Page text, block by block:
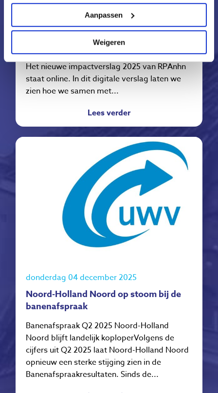
Aanpassen
Weigeren
dinsdag 17 maart 2026
Impactverslag RPAnhn 2025
Impactverslag RPAnhn 2025 laat zien hoe
regionale samenwerking het verschil maakt
Het nieuwe impactverslag 2025 van RPAnhn
staat online. In dit digitale verslag laten we
zien hoe we samen met...
Lees verder
donderdag 04 december 2025
Noord-Holland Noord op stoom bij de
banenafspraak
Banenafspraak Q2 2025 Noord-Holland
Noord blijft landelijk koploperVolgens de
cijfers uit Q2 2025 laat Noord-Holland Noord
opnieuw een sterke stijging zien in de
Banenafspraakresultaten. Sinds de...